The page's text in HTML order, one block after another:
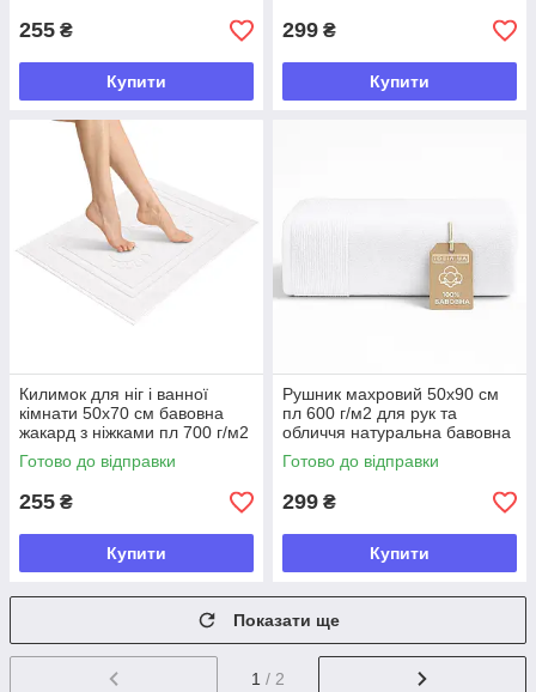
255 ₴
Купити
299 ₴
Купити
Килимок для ніг і ванної
кімнати 50х70 см бавовна
жакард з ніжками пл 700 г/м2
білий
Готово до відправки
255 ₴
Купити
Рушник махровий 50х90 см
пл 600 г/м2 для рук та
обличчя натуральна бавовна
білий
Готово до відправки
299 ₴
Купити
Показати ще
1 / 2